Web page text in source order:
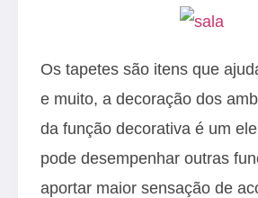
Os tapetes são itens que
e muito, a decoração dos
da função decorativa é um
pode desempenhar outras
aportar maior sensação de